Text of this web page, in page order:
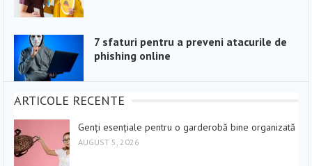
7 sfaturi pentru a preveni atacurile de
phishing online
ARTICOLE RECENTE
Genți esențiale pentru o garderobă bine organizată
AUGUST 5, 2026